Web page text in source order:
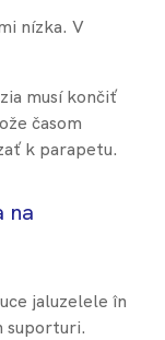
nízka. V
musí končiť
časom
k parapetu.
na
jaluzelele în
suporturi.